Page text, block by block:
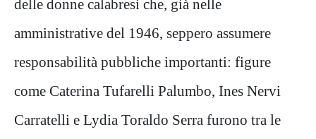
delle donne calabresi che, già nelle
amministrative del 1946, seppero assumere
responsabilità pubbliche importanti: figure
come Caterina Tufarelli Palumbo, Ines Nervi
Carratelli e Lydia Toraldo Serra furono tra le